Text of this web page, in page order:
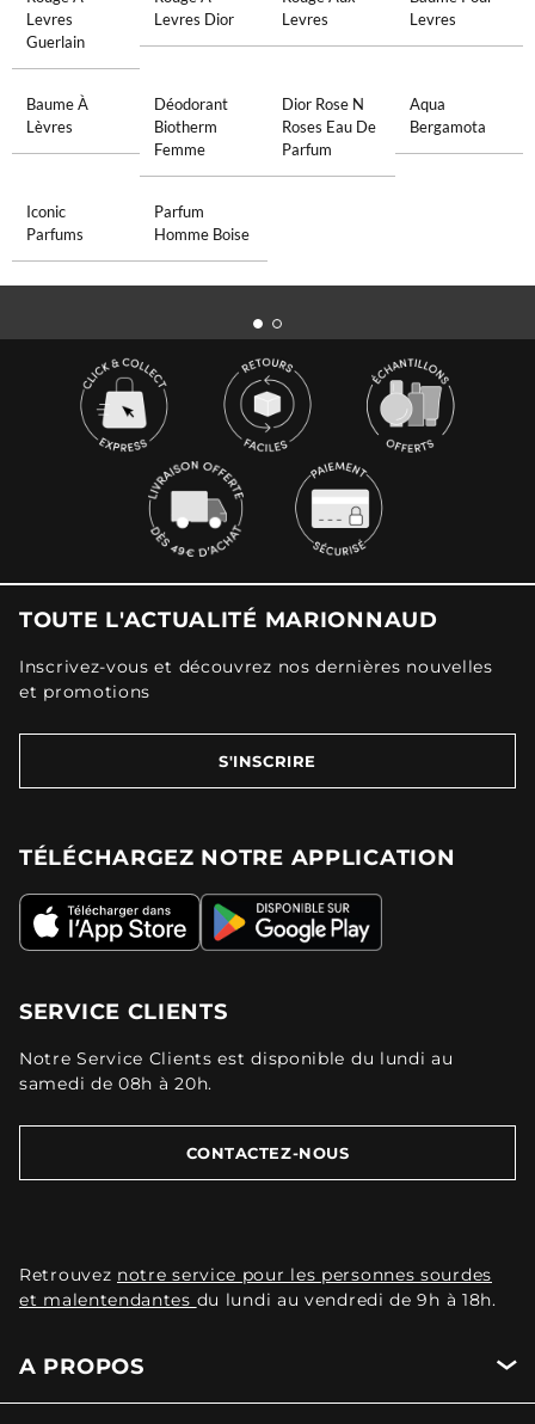
Levres
Guerlain
Levres Dior
Levres
Levres
Baume À
Lèvres
Déodorant
Biotherm
Femme
Dior Rose N
Roses Eau De
Parfum
Aqua
Bergamota
Iconic
Parfums
Parfum
Homme Boise
TOUTE L'ACTUALITÉ MARIONNAUD
Inscrivez-vous et découvrez nos dernières nouvelles
et promotions
S'INSCRIRE
TÉLÉCHARGEZ NOTRE APPLICATION
SERVICE CLIENTS
Notre Service Clients est disponible du lundi au
samedi de 08h à 20h.
CONTACTEZ-NOUS
Retrouvez notre service pour les personnes sourdes
et malentendantes du lundi au vendredi de 9h à 18h.
A PROPOS